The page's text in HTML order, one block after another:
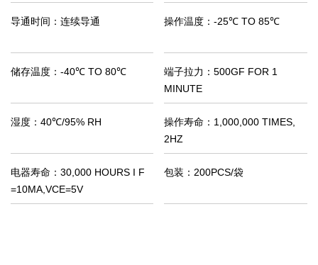
导通时间： 连续导通 操作温度：-25℃ TO 85℃
储存温度： -40℃ TO 80℃ 端子拉力：500GF FOR 1
MINUTE
湿度： 40℃/95% RH 操作寿命： 1,000,000 TIMES,
2HZ
电器寿命： 30,000 HOURS I F
=10MA,VCE=5V
包装： 200PCS/袋